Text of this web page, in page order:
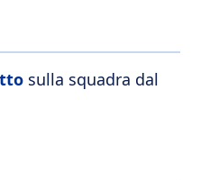
sulla squadra dal